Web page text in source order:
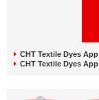
CHT Textile Dyes App
CHT Textile Dyes App